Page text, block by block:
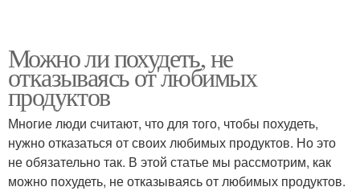
Можно ли похудеть, не
отказываясь от любимых
продуктов
Многие люди считают, что для того, чтобы похудеть,
нужно отказаться от своих любимых продуктов. Но это
не обязательно так. В этой статье мы рассмотрим, как
можно похудеть, не отказываясь от любимых продуктов.